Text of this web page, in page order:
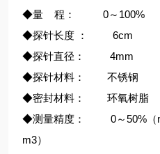
◆量 程： 0～100%
◆探针长度 ： 6cm
◆探针直径： 4mm
◆探针材料： 不锈钢
◆密封材料： 环氧树脂
◆测量精度： 0～50%（
m3）